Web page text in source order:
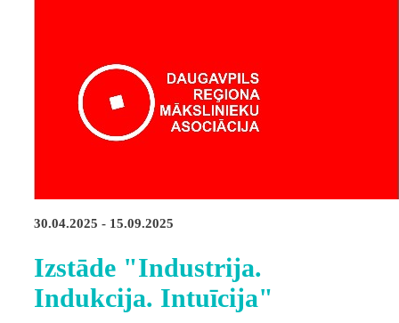
30.04.2025 - 15.09.2025
Izstāde "Industrija.
Indukcija. Intuīcija"